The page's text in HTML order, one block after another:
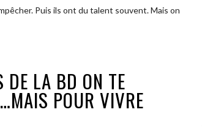
Puis ils ont du talent souvent. Mais on
LA BD ON TE
POUR VIVRE